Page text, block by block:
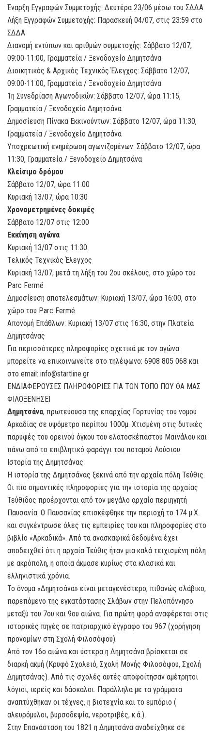
Έναρξη Eγγραφών Συμμετοχής: Δευτέρα 23/06 μέσω του ΣΔΔΑ
Λήξη Eγγραφών Συμμετοχής: Παρασκευή 04/07, στις 23:59 στο
ΣΔΔΑ
Διανομή εντύπων και αριθμών συμμετοχής: Σάββατο 12/07,
09:00-11:00, Γραμματεία / Ξενοδοχείο Δημητσάνα
Διοικητικός & Αρχικός Τεχνικός Έλεγχος: Σάββατο 12/07,
09:00-11:00, Γραμματεία / Ξενοδοχείο Δημητσάνα
1η Συνεδρίαση Αγωνοδικών: Σάββατο 12/07, ώρα 11:15,
Γραμματεία / Ξενοδοχείο Δημητσάνα
Δημοσίευση Πίνακα Εκκινούντων: Σάββατο 12/07, ώρα 11:30,
Γραμματεία / Ξενοδοχείο Δημητσάνα
Υποχρεωτική ενημέρωση αγωνιζομένων: Σάββατο 12/07, ώρα
11:30, Γραμματεία / Ξενοδοχείο Δημητσάνα
Κλείσιμο δρόμου
Σάββατο 12/07, ώρα 11:00
Κυριακή 13/07, ώρα 10:30
Χρονομετρημένες δοκιμές
Σάββατο 12/07 στις 12:00
Εκκίνηση αγώνα
Κυριακή 13/07 στις 11:30
Tελικός Τεχνικός Έλεγχος
Κυριακή 13/07, μετά τη λήξη του 2ου σκέλους, στο χώρο του
Parc Fermé
Δημοσίευση αποτελεσμάτων: Κυριακή 13/07, ώρα 16:00, στο
χώρο του Parc Fermé
Απονομή Επάθλων: Κυριακή 13/07 στις 16:30, στην Πλατεία
Δημητσάνας
Για περισσότερες πληροφορίες σχετικά με τον αγώνα
μπορείτε να επικοινωνείτε στo τηλέφωνo: 6908 805 068 και
στο email: info@startline.gr
ΕΝΔΙΑΦΕΡΟΥΣΕΣ ΠΛΗΡΟΦΟΡΙΕΣ ΓΙΑ ΤΟΝ ΤΟΠΟ ΠΟΥ ΘΑ ΜΑΣ
ΦΙΛΟΞΕΝΗΣΕΙ
Δημητσάνα, πρωτεύουσα της επαρχίας Γορτυνίας του νομού
Αρκαδίας σε υψόμετρο περίπου 1000μ. Χτισμένη στις δυτικές
παρυφές του ορεινού όγκου του ελατοσκέπαστου Μαινάλου και
πάνω από το επιβλητικό φαράγγι του ποταμού Λούσιου.
Ιστορία της Δημητσάνας
Η ιστορία της Δημητσάνας ξεκινά από την αρχαία πόλη Τεύθις.
Οι πιο σημαντικές πληροφορίες για την ιστορία της αρχαίας
Τεύθιδος προέρχονται από τον μεγάλο αρχαίο περιηγητή
Παυσανία. Ο Παυσανίας επισκέφθηκε την περιοχή το 174 μ.Χ.
και συγκέντρωσε όλες τις εμπειρίες του και πληροφορίες στο
βιβλίο «Αρκαδικά». Από τα ανασκαφικά δεδομένα έχει
αποδειχθεί ότι η αρχαία Τεύθις ήταν μια καλά τειχισμένη πόλη
με ακρόπολη, η οποία άκμασε κυρίως στα κλασικά και
ελληνιστικά χρόνια.
Το όνομα «Δημητσάνα» είναι μεταγενέστερο, πιθανώς σλάβικο,
παρεπόμενο της εγκατάστασης Σλάβων στην Πελοπόννησο
μεταξύ του 7ου και 9ου αιώνα. Για πρώτη φορά αναφέρεται στις
ιστορικές πηγές σε πατριαρχικό έγγραφο του 967 (χορήγηση
προνομίων στη Σχολή Φιλοσόφου).
Από τον 16ο αιώνα και ύστερα η Δημητσάνα βρίσκεται σε
διαρκή ακμή (Κρυφό Σχολειό, Σχολή Μονής Φιλοσόφου, Σχολή
Δημητσάνας). Από τις σχολές αυτές αποφοίτησαν αμέτρητοι
λόγιοι, ιερείς και δάσκαλοι. Παράλληλα με τα γράμματα
αναπτύχθηκαν οι τέχνες, η βιοτεχνία και το εμπόριο (
αλευρόμυλοι, βυρσοδεψία, νεροτριβές, κ.ά.).
Στην Επανάσταση του 1821 η Δημητσάνα αναδείχθηκε σε